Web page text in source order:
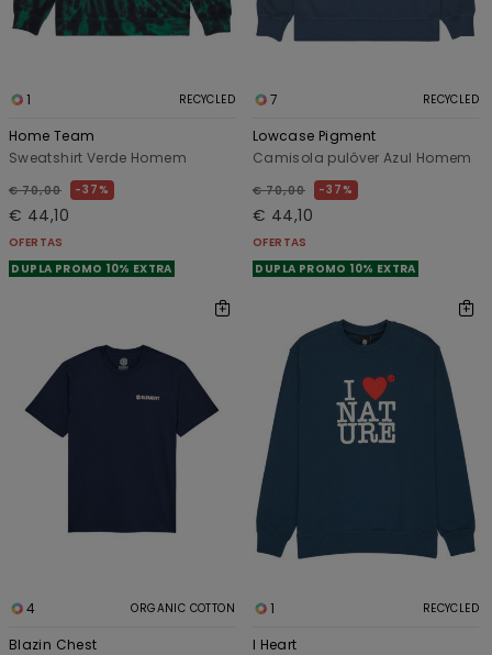
1 RECYCLED
Home Team
Sweatshirt Verde Homem
€ 70,00 37%
€ 44,10
OFERTAS
DUPLA PROMO 10% EXTRA
7 RECYCLED
Lowcase Pigment
Camisola pulôver Azul Homem
€ 70,00 37%
€ 44,10
OFERTAS
DUPLA PROMO 10% EXTRA
4 ORGANIC COTTON
Blazin Chest
1 RECYCLED
I Heart